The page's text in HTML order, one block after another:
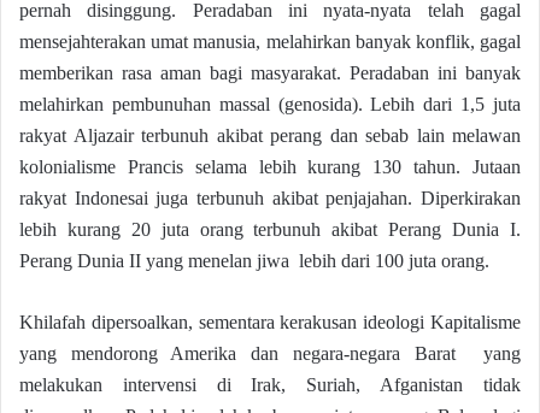
pernah disinggung. Peradaban ini nyata-nyata telah gagal
mensejahterakan umat manusia, melahirkan banyak konflik, gagal
memberikan rasa aman bagi masyarakat. Peradaban ini banyak
melahirkan pembunuhan massal (genosida). Lebih dari 1,5 juta
rakyat Aljazair terbunuh akibat perang dan sebab lain melawan
kolonialisme Prancis selama lebih kurang 130 tahun. Jutaan
rakyat Indonesai juga terbunuh akibat penjajahan. Diperkirakan
lebih kurang 20 juta orang terbunuh akibat Perang Dunia I.
Perang Dunia II yang menelan jiwa lebih dari 100 juta orang.
Khilafah dipersoalkan, sementara kerakusan ideologi Kapitalisme
yang mendorong Amerika dan negara-negara Barat yang
melakukan intervensi di Irak, Suriah, Afganistan tidak